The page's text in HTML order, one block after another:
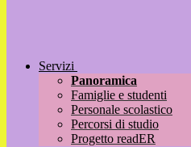
Servizi
Panoramica
Famiglie e studenti
Personale scolastico
Percorsi di studio
Progetto readER